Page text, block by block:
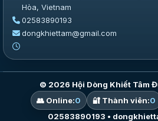
Hòa, Vietnam
02583890193
dongkhiettam@gmail.com
© 2026 Hội Dòng Khiết Tâm
👥 Online:0 🔐 Thành viên:0
02583890193 •